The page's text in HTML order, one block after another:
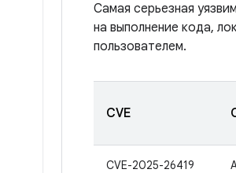
Самая серьезная
на выполнение кода,
пользователем.
CVE
CVE-2025-26419